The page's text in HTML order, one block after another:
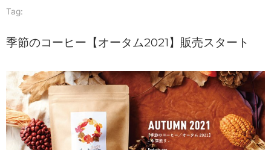
Tag:
季節のコーヒー【オータム2021】販売スタート